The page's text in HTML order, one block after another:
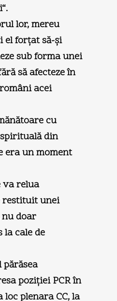
lor, mereu
el forţat să-şi
sub forma unei
să afecteze în
acei
cu
din
era un moment
va relua
restituit unei
doar
la cale de
poziţiei PCR în
plenara CC, la